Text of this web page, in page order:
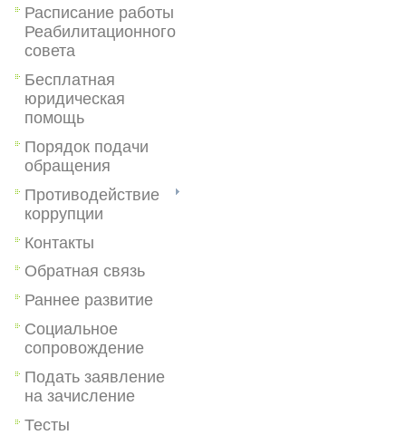
Расписание работы
Реабилитационного
совета
Бесплатная
юридическая
помощь
Порядок подачи
обращения
Противодействие
коррупции
Контакты
Обратная связь
Раннее развитие
Социальное
сопровождение
Подать заявление
на зачисление
Тесты